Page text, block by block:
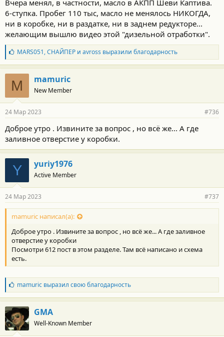
Вчера менял, в частности, масло в АКПП Шеви Каптива.
6-ступка. Пробег 110 тыс, масло не менялось НИКОГДА,
ни в коробке, ни в раздатке, ни в заднем редукторе...
желающим вышлю видео этой "дизельной отработки".
Б
л
а
г
о
д
а
н
о
с
т
и
:
MARS051,СНАЙПЕРи avross выразили благодарность
M mamuric
New Member
24 Мар 2023 #736
Доброе утро . Извините за вопрос , но всё же... А где
заливное отверстие у коробки.
Y yuriy1976
Active Member
24 Мар 2023 #737
mamuric написал(а):
Доброе утро . Извините за вопрос , но всё же... А где заливное
отверстие у коробки
Посмотри 612 пост в этом разделе. Там всё написано и схема
есть.
Б
л
а
г
о
д
а
mamuricвыразил свою благодарность
GMA
Well-Known Member